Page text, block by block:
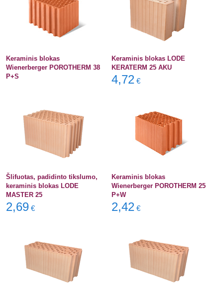
Keraminis blokas
Wienerberger POROTHERM 38
P+S
Keraminis blokas LODE
KERATERM 25 AKU
4,72 €
Šlifuotas, padidinto tikslumo,
keraminis blokas LODE
MASTER 25
2,69 €
Keraminis blokas
Wienerberger POROTHERM 25
P+W
2,42 €